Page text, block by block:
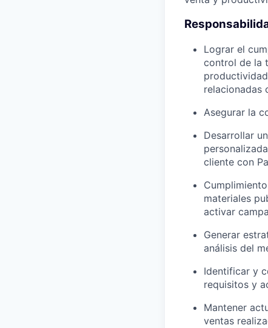
Lograr el
control de la
relacionadas
Asegurar la
Desarrollar
cliente con
materiales
activar
Generar
análisis del
Identificar y
requisitos y
Mantener
ventas